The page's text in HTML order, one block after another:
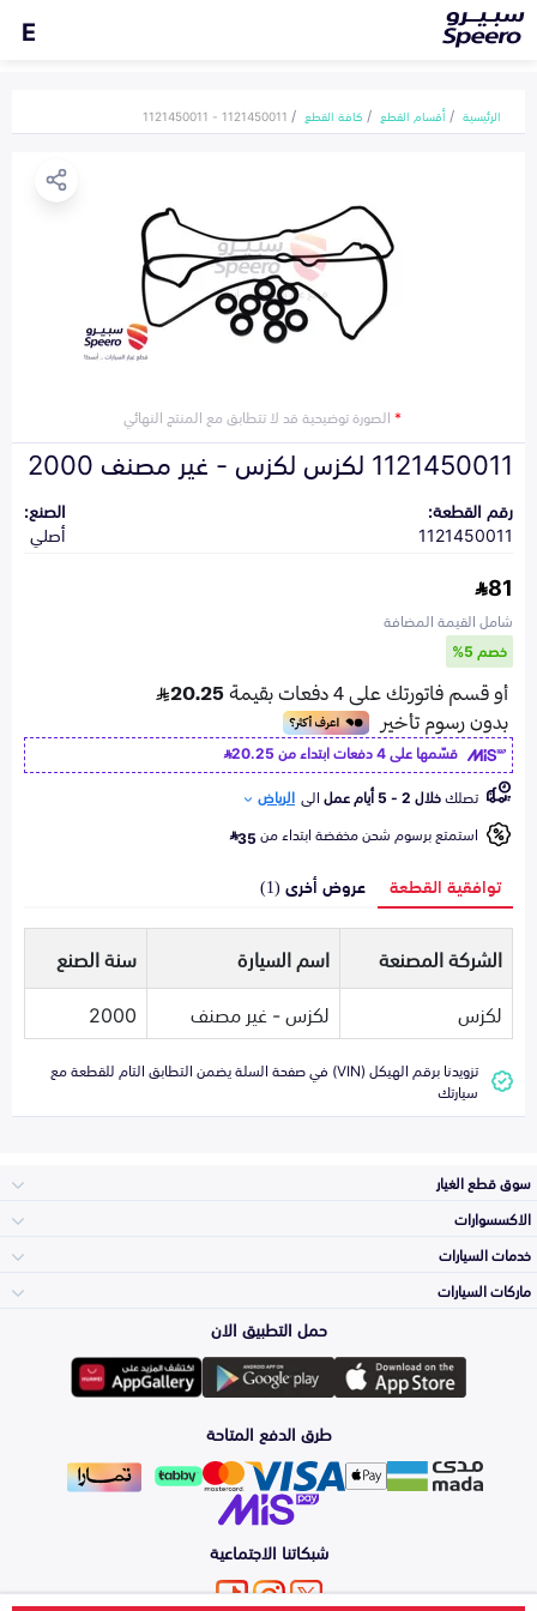
E
الرئيسية أقسام القطع كافة القطع 1121450011 - 1121450011
*الصورة توضيحية قد لا تتطابق مع المنتج النهائي
1121450011 لكزس لكزس - غير مصنف 2000
رقم القطعة:
1121450011
الصنع:
أصلي
81
شامل القيمة المضافة
خصم 5%
قسّمها على 4 دفعات ابتداء من
20.25
تصلكخلال 2 - 5 أيام عمل الى الرياض
استمتع برسوم شحن مخفضة ابتداء من35
توافقية القطعة عروض أخرى (1)
الشركة المصنعة اسم السيارة
سنة الصنع
لكزس
لكزس - غير مصنف 2000
تزويدنا برقم الهيكل (VIN) في صفحة السلة يضمن التطابق التام للقطعة مع
سيارتك
سوق قطع الغيار
المكائن، القيرات
وملحقاتها
الشمعات
والاصطبات (الاضاءة)
الفرامل والأقمشة
الاكسسوارات
لوازم الرحلات
اكسسوارات العناية
الزيوت و السوائل
خدمات السيارات
Top Selling
Detailing
Services
Windshields And
ماركات السيارات
Toyota
Hyundai
Kia
حمل التطبيق الان
طرق الدفع المتاحة
شبكاتنا الاجتماعية